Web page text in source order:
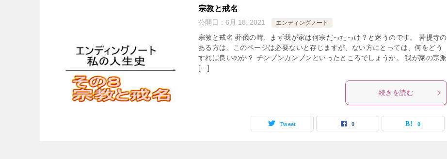
宗教と戒名
公開日： 6月 18, 2021 エンディングノート
宗教と戒名 葬儀の時、まず我が家は何宗だったっけ？と迷うのです。 菩提寺の
ある方は、このページは必要ないと存じますが、ない方にとっては、何をどう
すれば良いのか？ チンプンカンプンといったところでしょうか。 我が家の宗派
[…]
続きを読む
Tweet 0 0